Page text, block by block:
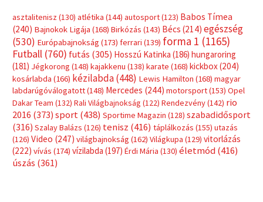
asztalitenisz (130) atlétika (144) autosport(123) Babos Tímea
(240) Bajnokok Ligája (168) Birkózás (143) Bécs (214) egészség
(530) Európabajnokság (173) ferrari (139) forma 1 (1165)
Futball (760) futás (305) Hosszú Katinka (186) hungaroring
(181) Jégkorong (148) kajakkenu (138) karate (168) kickbox(204)
kosárlabda (166) kézilabda(448) Lewis Hamilton (168) magyar
labdarúgóválogatott(148) Mercedes (244) motorsport(153) Opel
Dakar Team (132) Rali Világbajnokság (122) Rendezvény(142) rio
2016 (373) sport(438) Sportime Magazin (128) szabadidősport
(316) Szalay Balázs (126) tenisz (416) táplálkozás (155) utazás
(126) Video (247) világbajnokság (162) Világkupa (129) vitorlázás
(222) vívás (174) vízilabda (197) Érdi Mária (130) életmód(416)
úszás (361)